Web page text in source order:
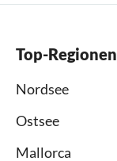
Top-Regionen
Nordsee
Ostsee
Mallorca